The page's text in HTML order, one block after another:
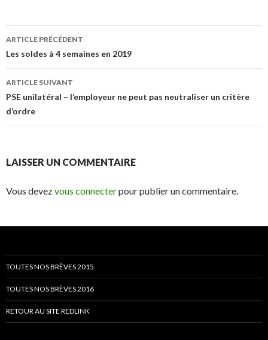
Navigation
des
articles
ARTICLE PRÉCÉDENT
Les soldes à 4 semaines en 2019
ARTICLE SUIVANT
PSE unilatéral – l’employeur ne peut pas neutraliser un critère
d’ordre
LAISSER UN COMMENTAIRE
Vous devezvous connecterpour publier un commentaire.
TOUTES NOS BRÈVES 2015
TOUTES NOS BRÈVES 2016
RETOUR AU SITE REDLINK